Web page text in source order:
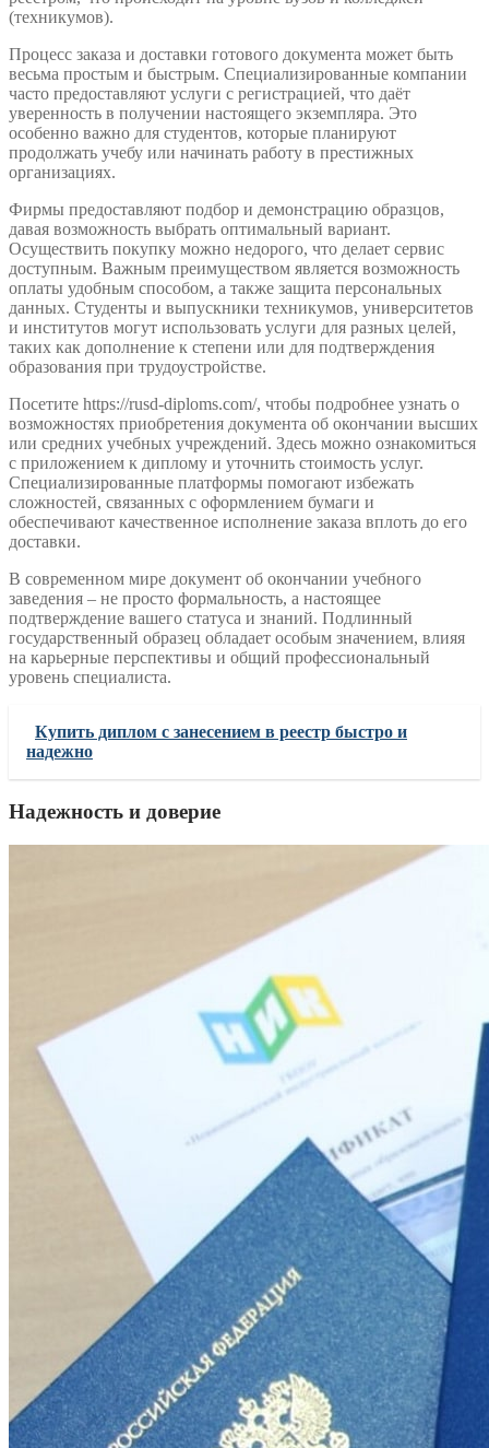
(техникумов).
Процесс заказа и доставки готового документа может быть
весьма простым и быстрым. Специализированные компании
часто предоставляют услуги с регистрацией, что даёт
уверенность в получении настоящего экземпляра. Это
особенно важно для студентов, которые планируют
продолжать учебу или начинать работу в престижных
организациях.
Фирмы предоставляют подбор и демонстрацию образцов,
давая возможность выбрать оптимальный вариант.
Осуществить покупку можно недорого, что делает сервис
доступным. Важным преимуществом является возможность
оплаты удобным способом, а также защита персональных
данных. Студенты и выпускники техникумов, университетов
и институтов могут использовать услуги для разных целей,
таких как дополнение к степени или для подтверждения
образования при трудоустройстве.
Посетите https://rusd-diploms.com/, чтобы подробнее узнать о
возможностях приобретения документа об окончании высших
или средних учебных учреждений. Здесь можно ознакомиться
с приложением к диплому и уточнить стоимость услуг.
Специализированные платформы помогают избежать
сложностей, связанных с оформлением бумаги и
обеспечивают качественное исполнение заказа вплоть до его
доставки.
В современном мире документ об окончании учебного
заведения – не просто формальность, а настоящее
подтверждение вашего статуса и знаний. Подлинный
государственный образец обладает особым значением, влияя
на карьерные перспективы и общий профессиональный
уровень специалиста.
Купить диплом с занесением в реестр быстро и
надежно
Надежность и доверие